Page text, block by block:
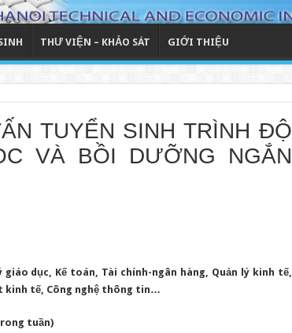
THƯ VIỆN – KHẢO SÁT GIỚI THIỆU
TUYỂN SINH TRÌNH ĐỘ
VÀ BỒI DƯỠNG NGẮN
giáo dục, Kế toán, Tài chính-ngân hàng, Quản lý kinh tế,
kinh tế, Công nghệ thông tin…
tuần)